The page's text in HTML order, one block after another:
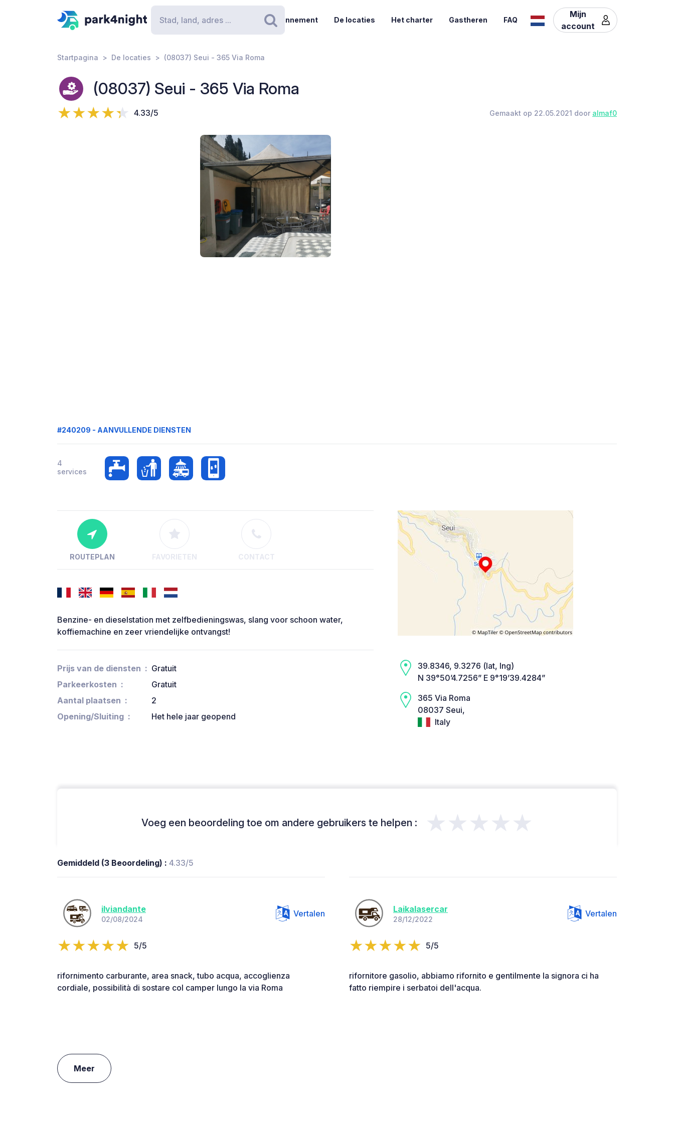
Zoeken
Abonnement De locaties Het charter Gastheren FAQ
Mijn
account
Startpagina De locaties (08037) Seui - 365 Via Roma
(08037) Seui - 365 Via Roma
4.33/5 Gemaakt op 22.05.2021 door almaf0
#240209 - AANVULLENDE DIENSTEN
4
services
ROUTEPLAN FAVORIETEN CONTACT
Benzine- en dieselstation met zelfbedieningswas, slang voor schoon water,
koffiemachine en zeer vriendelijke ontvangst!
Prijs van de diensten
Gratuit
Parkeerkosten
Gratuit
Aantal plaatsen
2
Opening/Sluiting
Het hele jaar geopend
39.8346, 9.3276 (lat, lng)
N 39°50’4.7256” E 9°19’39.4284”
365 Via Roma
08037 Seui,
Italy
Voeg een beoordeling toe om andere gebruikers te helpen : ★★★★★
Gemiddeld (3 Beoordeling) : 4.33/5
ilviandante
02/08/2024
Vertalen
5/5
rifornimento carburante, area snack, tubo acqua, accoglienza
cordiale, possibilità di sostare col camper lungo la via Roma
Laikalasercar
28/12/2022
Vertalen
5/5
rifornitore gasolio, abbiamo rifornito e gentilmente la signora ci ha
fatto riempire i serbatoi dell'acqua.
Meer